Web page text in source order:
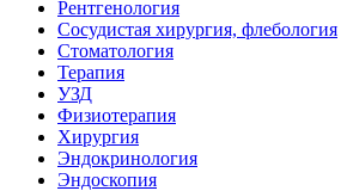
Рентгенология
Сосудистая хирургия, флебология
Стоматология
Терапия
УЗД
Физиотерапия
Хирургия
Эндокринология
Эндоскопия